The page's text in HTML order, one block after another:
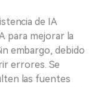
de IA
para mejorar la
embargo, debido
errores. Se
las fuentes